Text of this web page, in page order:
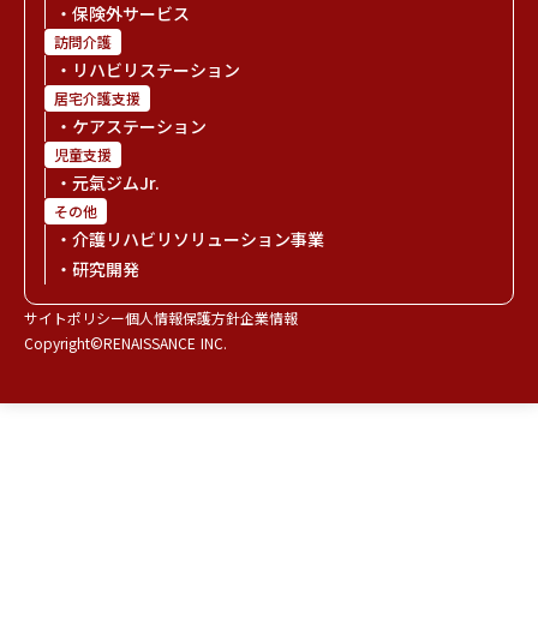
・保険外サービス
訪問介護
・リハビリステーション
居宅介護支援
・ケアステーション
児童支援
・元氣ジムJr.
その他
・介護リハビリソリューション事業
・研究開発
Copyright©RENAISSANCE INC.
サイトポリシー個人情報保護方針企業情報